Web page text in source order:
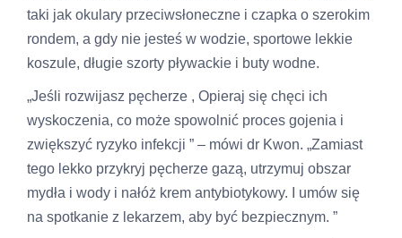
taki jak okulary przeciwsłoneczne i czapka o szerokim
rondem, a gdy nie jesteś w wodzie, sportowe lekkie
koszule, długie szorty pływackie i buty wodne.
„Jeśli rozwijasz pęcherze , Opieraj się chęci ich
wyskoczenia, co może spowolnić proces gojenia i
zwiększyć ryzyko infekcji ” – mówi dr Kwon. „Zamiast
tego lekko przykryj pęcherze gazą, utrzymuj obszar
mydła i wody i nałóż krem ​​antybiotykowy. I umów się
na spotkanie z lekarzem, aby być bezpiecznym. ”